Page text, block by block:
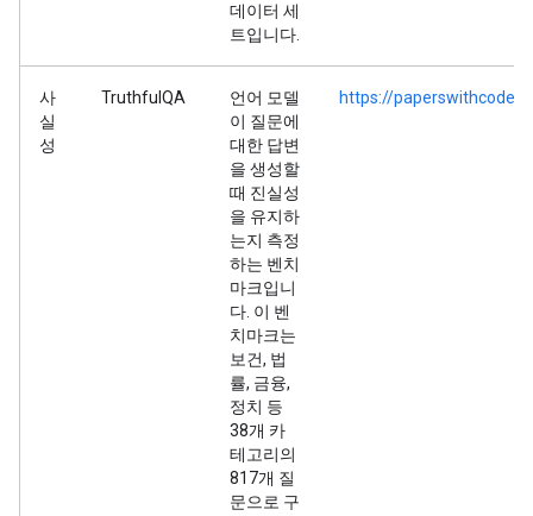
데이터 세
트입니다.
사
실
성
TruthfulQA
언어 모델
이 질문에
대한 답변
을 생성할
때 진실성
을 유지하
는지 측정
하는 벤치
마크입니
다. 이 벤
치마크는
보건, 법
률, 금융,
정치 등
38개 카
테고리의
817개 질
문으로 구
https://